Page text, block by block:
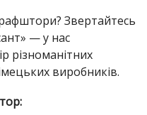
Звертайтесь
— у нас
різноманітних
виробників.